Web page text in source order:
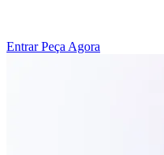
Entrar Peça Agora